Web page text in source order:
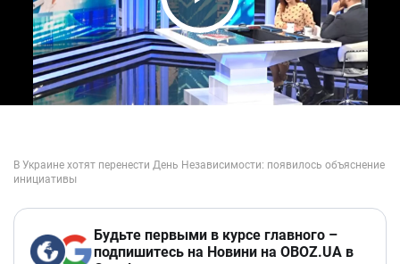
Play Video
Будьте первыми в курсе главного –
подпишитесь на Новини на OBOZ.UA в